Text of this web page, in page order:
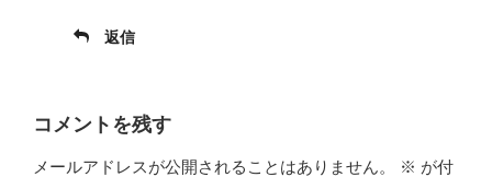
返信
コメントを残す
メールアドレスが公開されることはありません。 ※ が付